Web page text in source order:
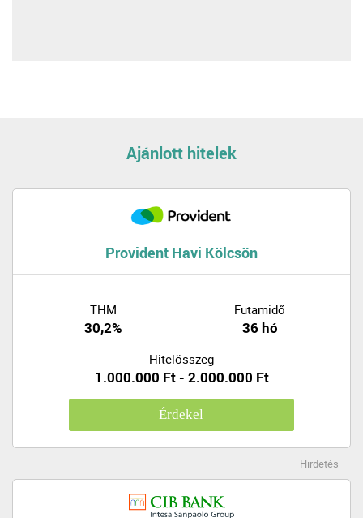
Ajánlott hitelek
Provident Havi Kölcsön
THM
30,2%
Futamidő
36 hó
Hitelösszeg
1.000.000 Ft - 2.000.000 Ft
Érdekel
Hirdetés